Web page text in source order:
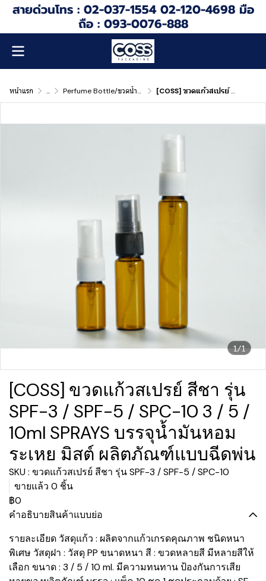
สายด่วนโทร : 02-037-1554 02-120-4698 มือ
ถือ : 093-0076-888
หน้าแรก ... Perfume Bottle/ขวดน้ำหอม [COSS] ขวดแก้วสเปรย์ สีชา รุ่น SPF-3 / SPF-5 / SPC-10 3 / 5 / 10ml SPRAYS บรรจุน้ำมันหอมระเหย มิสต์ ผลิตภัณฑ์แบบฉีดพ่น
1/1
[COSS] ขวดแก้วสเปรย์ สีชา รุ่น
SPF-3 / SPF-5 / SPC-10 3 / 5 /
10ml SPRAYS บรรจุน้ำมันหอม
ระเหย มิสต์ ผลิตภัณฑ์แบบฉีดพ่น
SKU : ขวดแก้วสเปรย์ สีชา รุ่น SPF-3 / SPF-5 / SPC-10
ขายแล้ว 0 ชิ้น
฿0
คำอธิบายสินค้าแบบย่อ
รายละเอียด วัสดุแก้ว : ผลิตจากแก้วเกรดคุณภาพ ชนิดหนา
พิเศษ วัสดุฝา : วัสดุ PP ขนาดหนา สี : ขวดหลายสี มีหลายสีให้
เลือก ขนาด : 3 / 5 / 10 ml. มีความทนทาน ป้องกันการเสีย